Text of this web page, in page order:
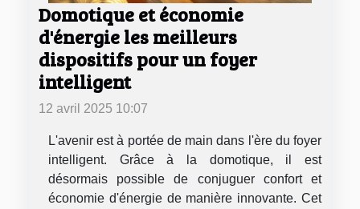
Domotique et économie
d'énergie les meilleurs
dispositifs pour un foyer
intelligent
12 avril 2025 10:07
L'avenir est à portée de main dans l'ère du foyer
intelligent. Grâce à la domotique, il est
désormais possible de conjuguer confort et
économie d'énergie de manière innovante. Cet